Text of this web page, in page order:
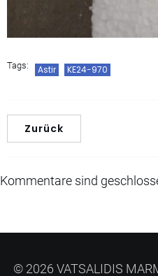
Tags: Astir KE24-970
Zurück
Kommentare sind
© 2026 VATSALIDIS